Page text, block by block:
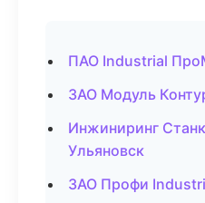
ПАО Industrial
ЗАО Модуль
Инжиниринг
Ульяновск
ЗАО Профи